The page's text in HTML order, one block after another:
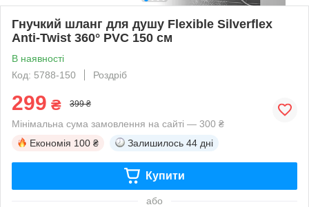
Гнучкий шланг для душу Flexible Silverflex
Anti-Twist 360° PVC 150 см
В наявності
Код: 5788-150
Роздріб
299 ₴ 399 ₴
Мінімальна сума замовлення на сайті — 300 ₴
Економія 100 ₴ Залишилось 44 дні
Купити
або